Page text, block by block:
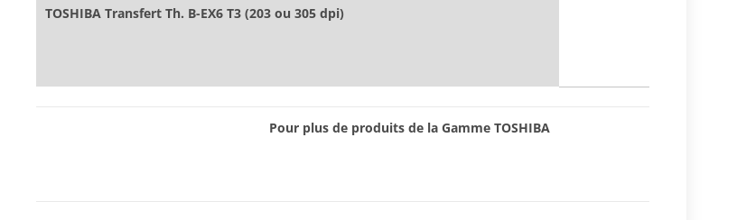
TOSHIBA Transfert Th. B-EX6 T3 (203 ou 305 dpi)
Pour plus de produits de la Gamme TOSHIBA